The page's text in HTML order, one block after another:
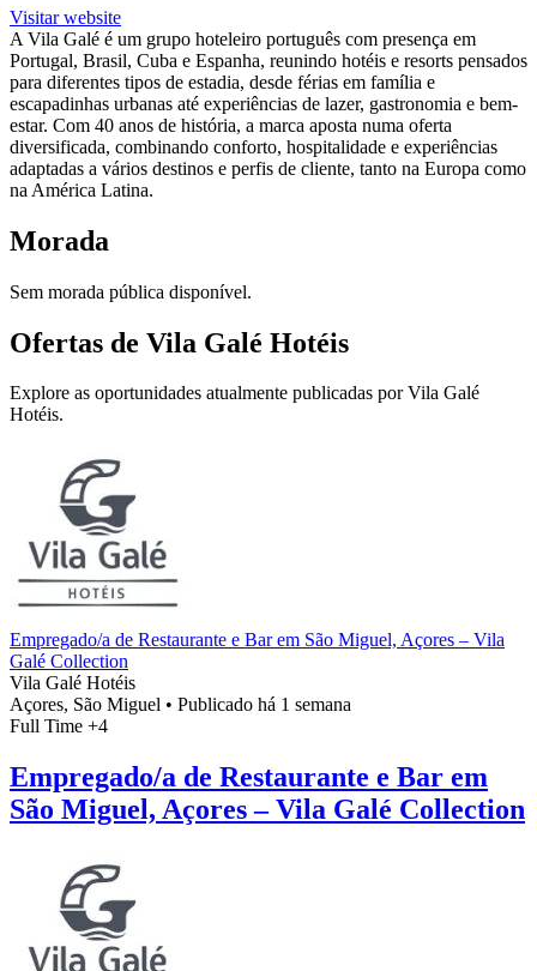
Visitar website
A Vila Galé é um grupo hoteleiro português com presença em
Portugal, Brasil, Cuba e Espanha, reunindo hotéis e resorts pensados
para diferentes tipos de estadia, desde férias em família e
escapadinhas urbanas até experiências de lazer, gastronomia e bem-
estar. Com 40 anos de história, a marca aposta numa oferta
diversificada, combinando conforto, hospitalidade e experiências
adaptadas a vários destinos e perfis de cliente, tanto na Europa como
na América Latina.
Morada
Sem morada pública disponível.
Ofertas de Vila Galé Hotéis
Explore as oportunidades atualmente publicadas por Vila Galé
Hotéis.
Empregado/a de Restaurante e Bar em São Miguel, Açores – Vila
Galé Collection
Vila Galé Hotéis
Açores, São Miguel • Publicado há 1 semana
Full Time +4
Empregado/a de Restaurante e Bar em
São Miguel, Açores – Vila Galé Collection